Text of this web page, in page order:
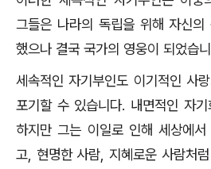
그들은 나라의 독립을 위해 자신의
했으나 결국 국가의 영웅이 되었습
세속적인 자기부인도 이기적인 사
포기할 수 있습니다. 내면적인 자
하지만 그는 이일로 인해 세상에
고, 현명한 사람, 지혜로운 사람처